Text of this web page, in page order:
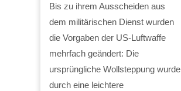
Bis zu ihrem Ausscheiden aus
dem militärischen Dienst wurden
die Vorgaben der US-Luftwaffe
mehrfach geändert: Die
ursprüngliche Wollsteppung wurde
durch eine leichtere